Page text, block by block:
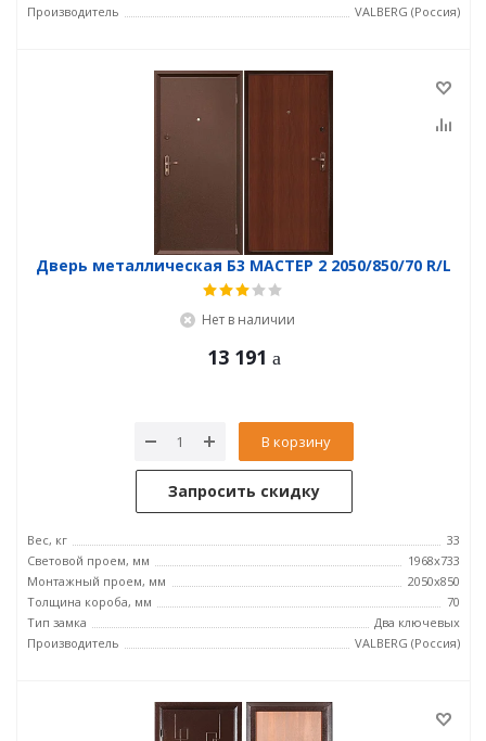
Производитель
VALBERG (Россия)
Дверь металлическая Б3 МАСТЕР 2 2050/850/70 R/L
Нет в наличии
13 191
В корзину
Запросить скидку
Вес, кг
33
Световой проем, мм
1968x733
Монтажный проем, мм
2050x850
Толщина короба, мм
70
Тип замка
Два ключевых
Производитель
VALBERG (Россия)